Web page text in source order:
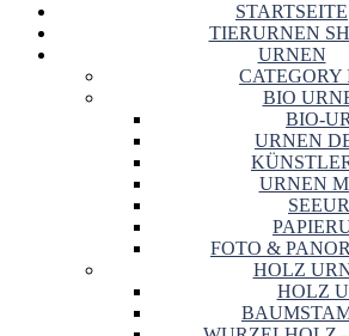
STARTSEITE
TIERURNEN
URNEN
CATEGORY
BIO
BIO-
URNEN
URNEN
FOTO &
HOLZ
HOLZ